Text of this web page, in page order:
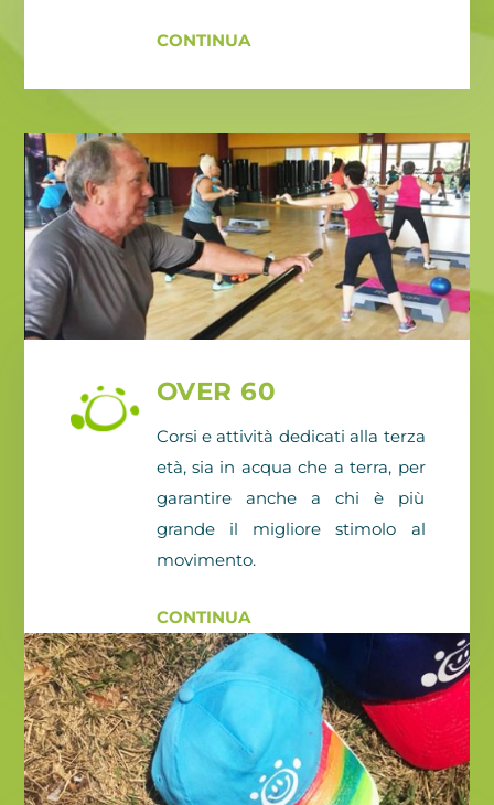
CONTINUA
OVER 60
Corsi e attività dedicati alla terza
età, sia in acqua che a terra, per
garantire anche a chi è più
grande il migliore stimolo al
movimento.
CONTINUA